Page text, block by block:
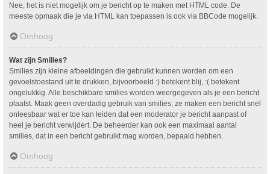
Nee, het is niet mogelijk om je bericht op te maken met HTML code. De
meeste opmaak die je via HTML kan toepassen is ook via BBCode mogelijk.
Omhoog
Wat zijn Smilies?
Smilies zijn kleine afbeeldingen die gebruikt kunnen worden om een
gevoelstoestand uit te drukken, bijvoorbeeld :) betekent blij, :( betekent
ongelukkig. Alle beschikbare smilies worden weergegeven als je een bericht
plaatst. Maak geen overdadig gebruik van smilies, ze maken een bericht snel
onleesbaar wat er toe kan leiden dat een moderator je bericht aanpast of
heel je bericht verwijdert. De beheerder kan ook een maximaal aantal
smilies, dat in een bericht gebruikt mag worden, bepaald hebben.
Omhoog